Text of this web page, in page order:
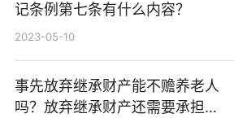
记条例第七条有什么内容？
2023-05-10
事先放弃继承财产能不赡养老人
吗？放弃继承财产还需要承担债